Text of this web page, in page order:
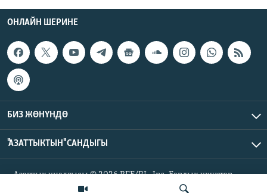
ОНЛАЙН ШЕРИНЕ
БИЗ ЖӨНҮНДӨ
"АЗАТТЫКТЫН" САНДЫГЫ
Азаттык үналгысы © 2026 RFE/RL, Inc. Бардык укуктар